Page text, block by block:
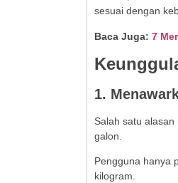
sesuai dengan
Baca Juga: 7
1.
Salah satu
galon.
Pengguna hanya
kilogram.